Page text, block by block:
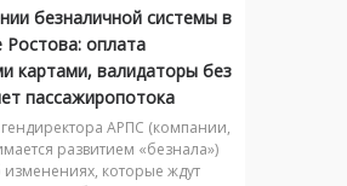
безналичной системы в
Ростова: оплата
картами, валидаторы без
пассажиропотока
АРПС (компании,
развитием «безнала»)
изменениях, которые ждут